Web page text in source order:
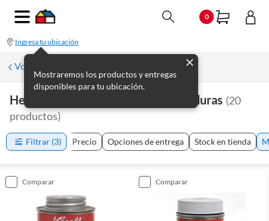
0
Ingresa tu ubicación
Mostraremos los productos y entregas
disponibles para tu ubicación.
Volver a Plomería
Herramientas De Plomería Y Soldaduras (20
productos)
Filtrar (3) Precio Opciones de entrega Stock en tienda
comparar comparar